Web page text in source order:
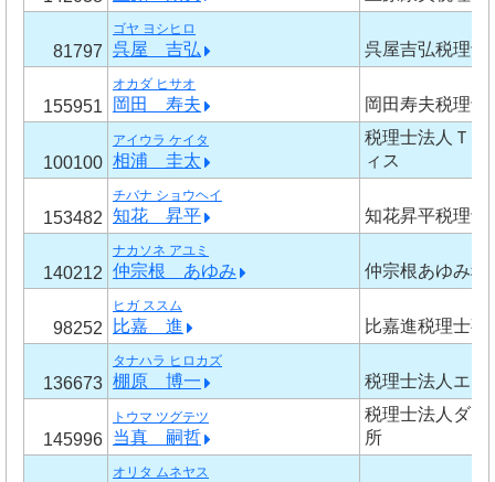
81797
ゴヤ ヨシヒロ
呉屋 吉弘 呉屋吉弘税理士
155951
オカダ ヒサオ
岡田 寿夫 岡田寿夫税理士
100100
アイウラ ケイタ
相浦 圭太
税理士法人Ｔ
ィス
153482
チバナ ショウヘイ
知花 昇平 知花昇平税理士
140212
ナカソネ アユミ
仲宗根 あゆみ 仲宗根あゆみ税
98252
ヒガ ススム
比嘉 進 比嘉進税理士事
136673
タナハラ ヒロカズ
棚原 博一 税理士法人エ
145996
トウマ ツグテツ
当真 嗣哲
税理士法人ダ
所
オリタ ムネヤス